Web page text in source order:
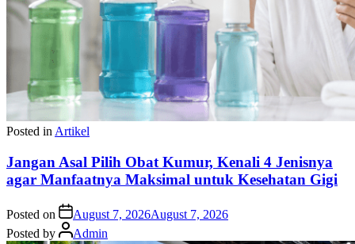
Posted in Artikel
Jangan Asal Pilih Obat Kumur, Kenali 4 Jenisnya
agar Manfaatnya Maksimal untuk Kesehatan Gigi
Posted on August 7, 2026August 7, 2026
Posted by
Admin